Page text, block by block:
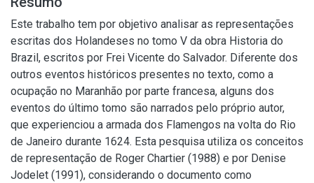
Este trabalho tem por objetivo analisar as representações
escritas dos Holandeses no tomo V da obra Historia do
Brazil, escritos por Frei Vicente do Salvador. Diferente dos
outros eventos históricos presentes no texto, como a
ocupação no Maranhão por parte francesa, alguns dos
eventos do último tomo são narrados pelo próprio autor,
que experienciou a armada dos Flamengos na volta do Rio
de Janeiro durante 1624. Esta pesquisa utiliza os conceitos
de representação de Roger Chartier (1988) e por Denise
Jodelet (1991), considerando o documento como